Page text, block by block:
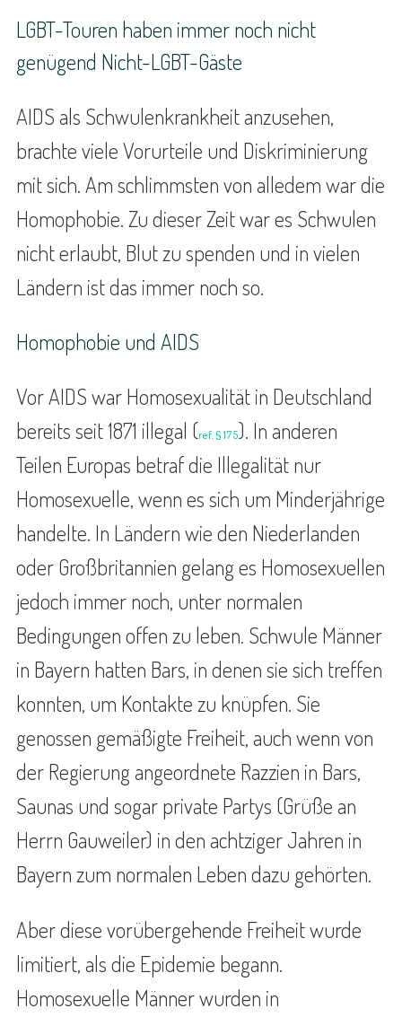
LGBT-Touren haben immer noch nicht
genügend Nicht-LGBT-Gäste
AIDS als Schwulenkrankheit anzusehen,
brachte viele Vorurteile und Diskriminierung
mit sich. Am schlimmsten von alledem war die
Homophobie. Zu dieser Zeit war es Schwulen
nicht erlaubt, Blut zu spenden und in vielen
Ländern ist das immer noch so.
Homophobie und AIDS
Vor AIDS war Homosexualität in Deutschland
bereits seit 1871 illegal (ref. § 175). In anderen
Teilen Europas betraf die Illegalität nur
Homosexuelle, wenn es sich um Minderjährige
handelte. In Ländern wie den Niederlanden
oder Großbritannien gelang es Homosexuellen
jedoch immer noch, unter normalen
Bedingungen offen zu leben. Schwule Männer
in Bayern hatten Bars, in denen sie sich treffen
konnten, um Kontakte zu knüpfen. Sie
genossen gemäßigte Freiheit, auch wenn von
der Regierung angeordnete Razzien in Bars,
Saunas und sogar private Partys (Grüße an
Herrn Gauweiler) in den achtziger Jahren in
Bayern zum normalen Leben dazu gehörten.
Aber diese vorübergehende Freiheit wurde
limitiert, als die Epidemie begann.
Homosexuelle Männer wurden in